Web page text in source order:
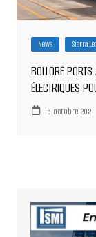
News Sierra
BOLLORÉ
ÉLECTRIQUES
15 octobre 2021